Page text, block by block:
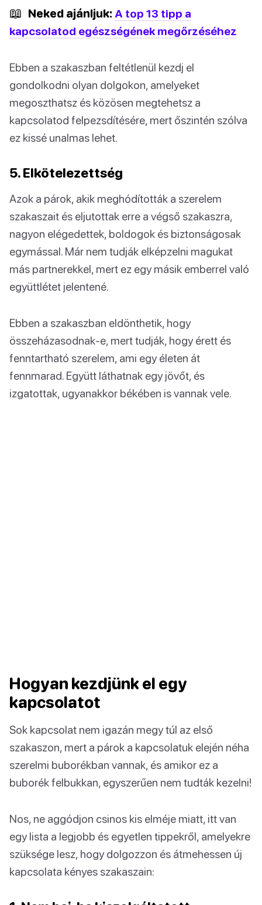
📖 Neked ajánljuk: A top 13 tipp a
kapcsolatod egészségének megőrzéséhez
Ebben a szakaszban feltétlenül kezdj el
gondolkodni olyan dolgokon, amelyeket
megoszthatsz és közösen megtehetsz a
kapcsolatod felpezsdítésére, mert őszintén szólva
ez kissé unalmas lehet.
5. Elkötelezettség
Azok a párok, akik meghódították a szerelem
szakaszait és eljutottak erre a végső szakaszra,
nagyon elégedettek, boldogok és biztonságosak
egymással. Már nem tudják elképzelni magukat
más partnerekkel, mert ez egy másik emberrel való
együttlétet jelentené.
Ebben a szakaszban eldönthetik, hogy
összeházasodnak-e, mert tudják, hogy érett és
fenntartható szerelem, ami egy életen át
fennmarad. Együtt láthatnak egy jövőt, és
izgatottak, ugyanakkor békében is vannak vele.
Hogyan kezdjünk el egy
kapcsolatot
Sok kapcsolat nem igazán megy túl az első
szakaszon, mert a párok a kapcsolatuk elején néha
szerelmi buborékban vannak, és amikor ez a
buborék felbukkan, egyszerűen nem tudták kezelni!
Nos, ne aggódjon csinos kis elméje miatt, itt van
egy lista a legjobb és egyetlen tippekről, amelyekre
szüksége lesz, hogy dolgozzon és átmehessen új
kapcsolata kényes szakaszain: